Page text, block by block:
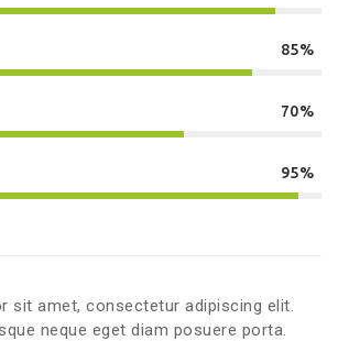
85%
70%
95%
sit amet, consectetur adipiscing elit.
neque eget diam posuere porta.